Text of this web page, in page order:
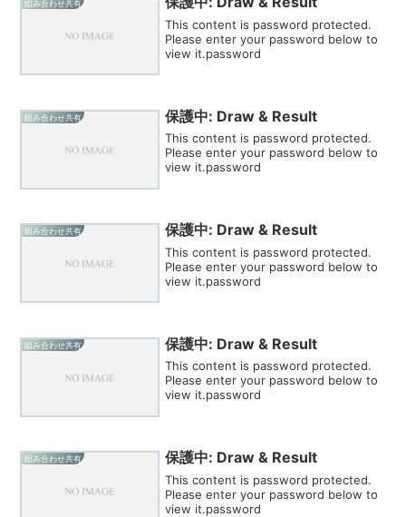
組み合わせ共有
This content is password protected.
Please enter your password below to
view it.password
組み合わせ共有 保護中: Draw & Result
This content is password protected.
Please enter your password below to
view it.password
組み合わせ共有 保護中: Draw & Result
This content is password protected.
Please enter your password below to
view it.password
組み合わせ共有 保護中: Draw & Result
This content is password protected.
Please enter your password below to
view it.password
組み合わせ共有 保護中: Draw & Result
This content is password protected.
Please enter your password below to
view it.password